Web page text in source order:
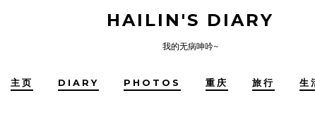
HAILIN'S DIARY
我的无病呻吟~
主页 DIARY PHOTOS 重庆 旅行 生